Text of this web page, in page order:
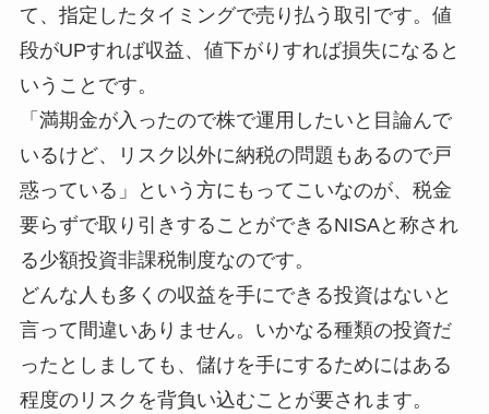
て、指定したタイミングで売り払う取引です。値
段がUPすれば収益、値下がりすれば損失になると
いうことです。
「満期金が入ったので株で運用したいと目論んで
いるけど、リスク以外に納税の問題もあるので戸
惑っている」という方にもってこいなのが、税金
要らずで取り引きすることができるNISAと称され
る少額投資非課税制度なのです。
どんな人も多くの収益を手にできる投資はないと
言って間違いありません。いかなる種類の投資だ
ったとしましても、儲けを手にするためにはある
程度のリスクを背負い込むことが要されます。